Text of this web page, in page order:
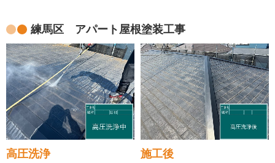
練馬区 アパート屋根塗装工事
高圧洗浄 施工後